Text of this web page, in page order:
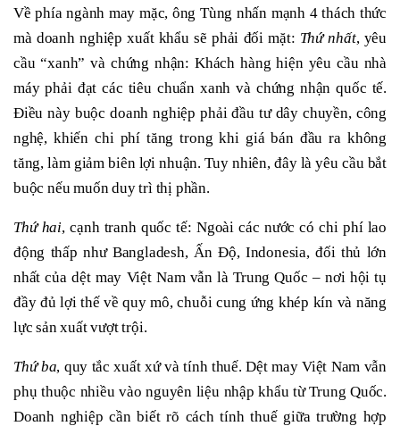
Về phía ngành may mặc, ông Tùng nhấn mạnh 4 thách thức
mà doanh nghiệp xuất khẩu sẽ phải đối mặt: Thứ nhất, yêu
cầu “xanh” và chứng nhận: Khách hàng hiện yêu cầu nhà
máy phải đạt các tiêu chuẩn xanh và chứng nhận quốc tế.
Điều này buộc doanh nghiệp phải đầu tư dây chuyền, công
nghệ, khiến chi phí tăng trong khi giá bán đầu ra không
tăng, làm giảm biên lợi nhuận. Tuy nhiên, đây là yêu cầu bắt
buộc nếu muốn duy trì thị phần.
Thứhai, cạnh tranh quốc tế: Ngoài các nước có chi phí lao
động thấp như Bangladesh, Ấn Độ, Indonesia, đối thủ lớn
nhất của dệt may Việt Nam vẫn là Trung Quốc – nơi hội tụ
đầy đủ lợi thế về quy mô, chuỗi cung ứng khép kín và năng
lực sản xuất vượt trội.
Thứ ba, quy tắc xuất xứ và tính thuế. Dệt may Việt Nam vẫn
phụ thuộc nhiều vào nguyên liệu nhập khẩu từ Trung Quốc.
Doanh nghiệp cần biết rõ cách tính thuế giữa trường hợp